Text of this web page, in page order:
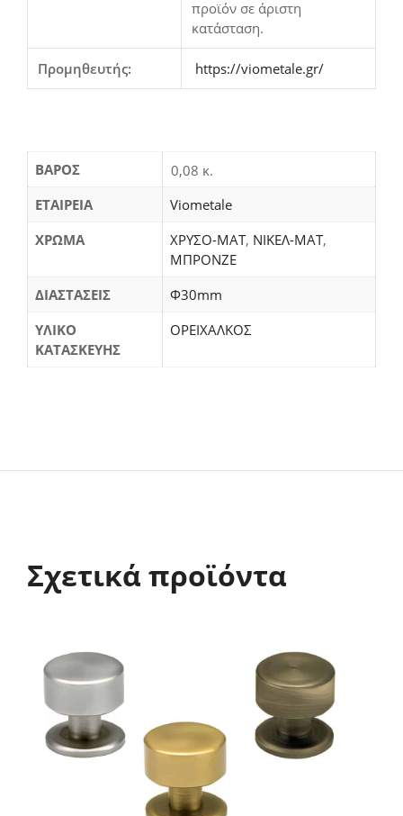
προϊόν σε άριστη
κατάσταση.
Προμηθευτής: https://viometale.gr/
ΒΆΡΟΣ
0,08 κ.
ΕΤΑΙΡΕΙΑ
Viometale
ΧΡΩΜΑ
ΧΡΥΣΟ-ΜΑΤ, ΝΙΚΕΛ-ΜΑΤ,
ΜΠΡΟΝΖΕ
ΔΙΑΣΤΑΣΕΙΣ
Φ30mm
ΥΛΙΚΟ
ΚΑΤΑΣΚΕΥΗΣ
ΟΡΕΙΧΑΛΚΟΣ
Σχετικά προϊόντα